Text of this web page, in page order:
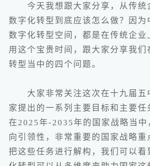
今天我想跟大家分享，从传统
数字化转型到底应该怎么做？因为
数字化转型空间，都是在传统企业
用这个宝贵时间，跟大家分享我们
转型当中的四个问题。
大家非常关注这次在十九届五
家提出的一系列主要目标和主要任
在2025年-2035年的国家战略当中
向引领性，非常重要的国家战略重
把这些任务进行解构，我们可以看